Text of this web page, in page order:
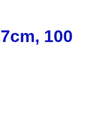
100